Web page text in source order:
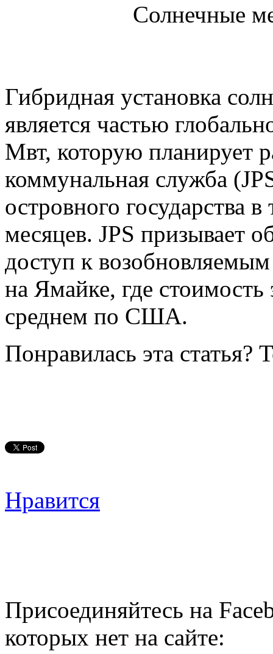
Солнечные
Гибридная установка
является частью
Мвт, которую планирует
коммунальная служба
островного государства
месяцев. JPS призывает
доступ к
на Ямайке, где
среднем по США.
Понравилась эта статья?
Нравится
Присоединяйтесь на
которых нет на сайте: